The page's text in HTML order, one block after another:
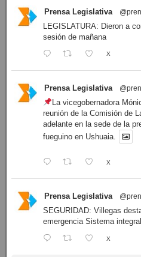
Prensa Legislativa
LEGISLATURA: Dieron a
sesión de mañana
X
Prensa Legislativa
La vicegobernadora
reunión de la Comisión de
adelante en la sede de la
fueguino en Ushuaia.
X
Prensa Legislativa
SEGURIDAD: Villegas
emergencia Sistema
X